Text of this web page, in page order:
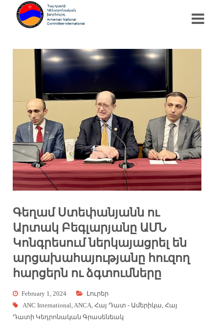
Գեղամ Ստեփանյանն ու
Արտակ Բեգլարյանը ԱՄՆ
Կոնգրեսում ներկայացրել են
արցախահայությանը հուզող
հարցերն ու ձգտումները
February 1, 2024
Լուրեր
ANC International,ANCA,Հայ Դատ - Ամերիկա,Հայ
Դատի Կեդրոնական Գրասենեակ